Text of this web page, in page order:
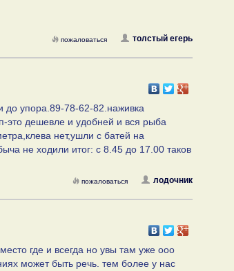
толстый егерь
пожаловаться
до упора.89-78-62-82.наживка
это дешевле и удобней и вся рыба
нет,ушли с батей на
не ходили итог: с 8.45 до 17.00 таков
лодочник
пожаловаться
где и всегда но увы там уже ооо
может быть речь. тем более у нас